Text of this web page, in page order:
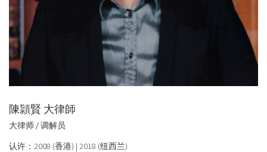
陳頴賢 大律師
大律师 / 调解员
认许：2008 (香港) | 2018 (纽西兰)